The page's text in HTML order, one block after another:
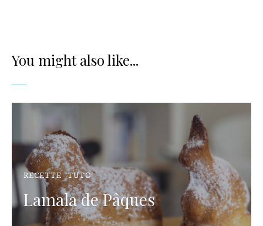
You might also like...
RECETTE TUTO
Lamala de Pâques